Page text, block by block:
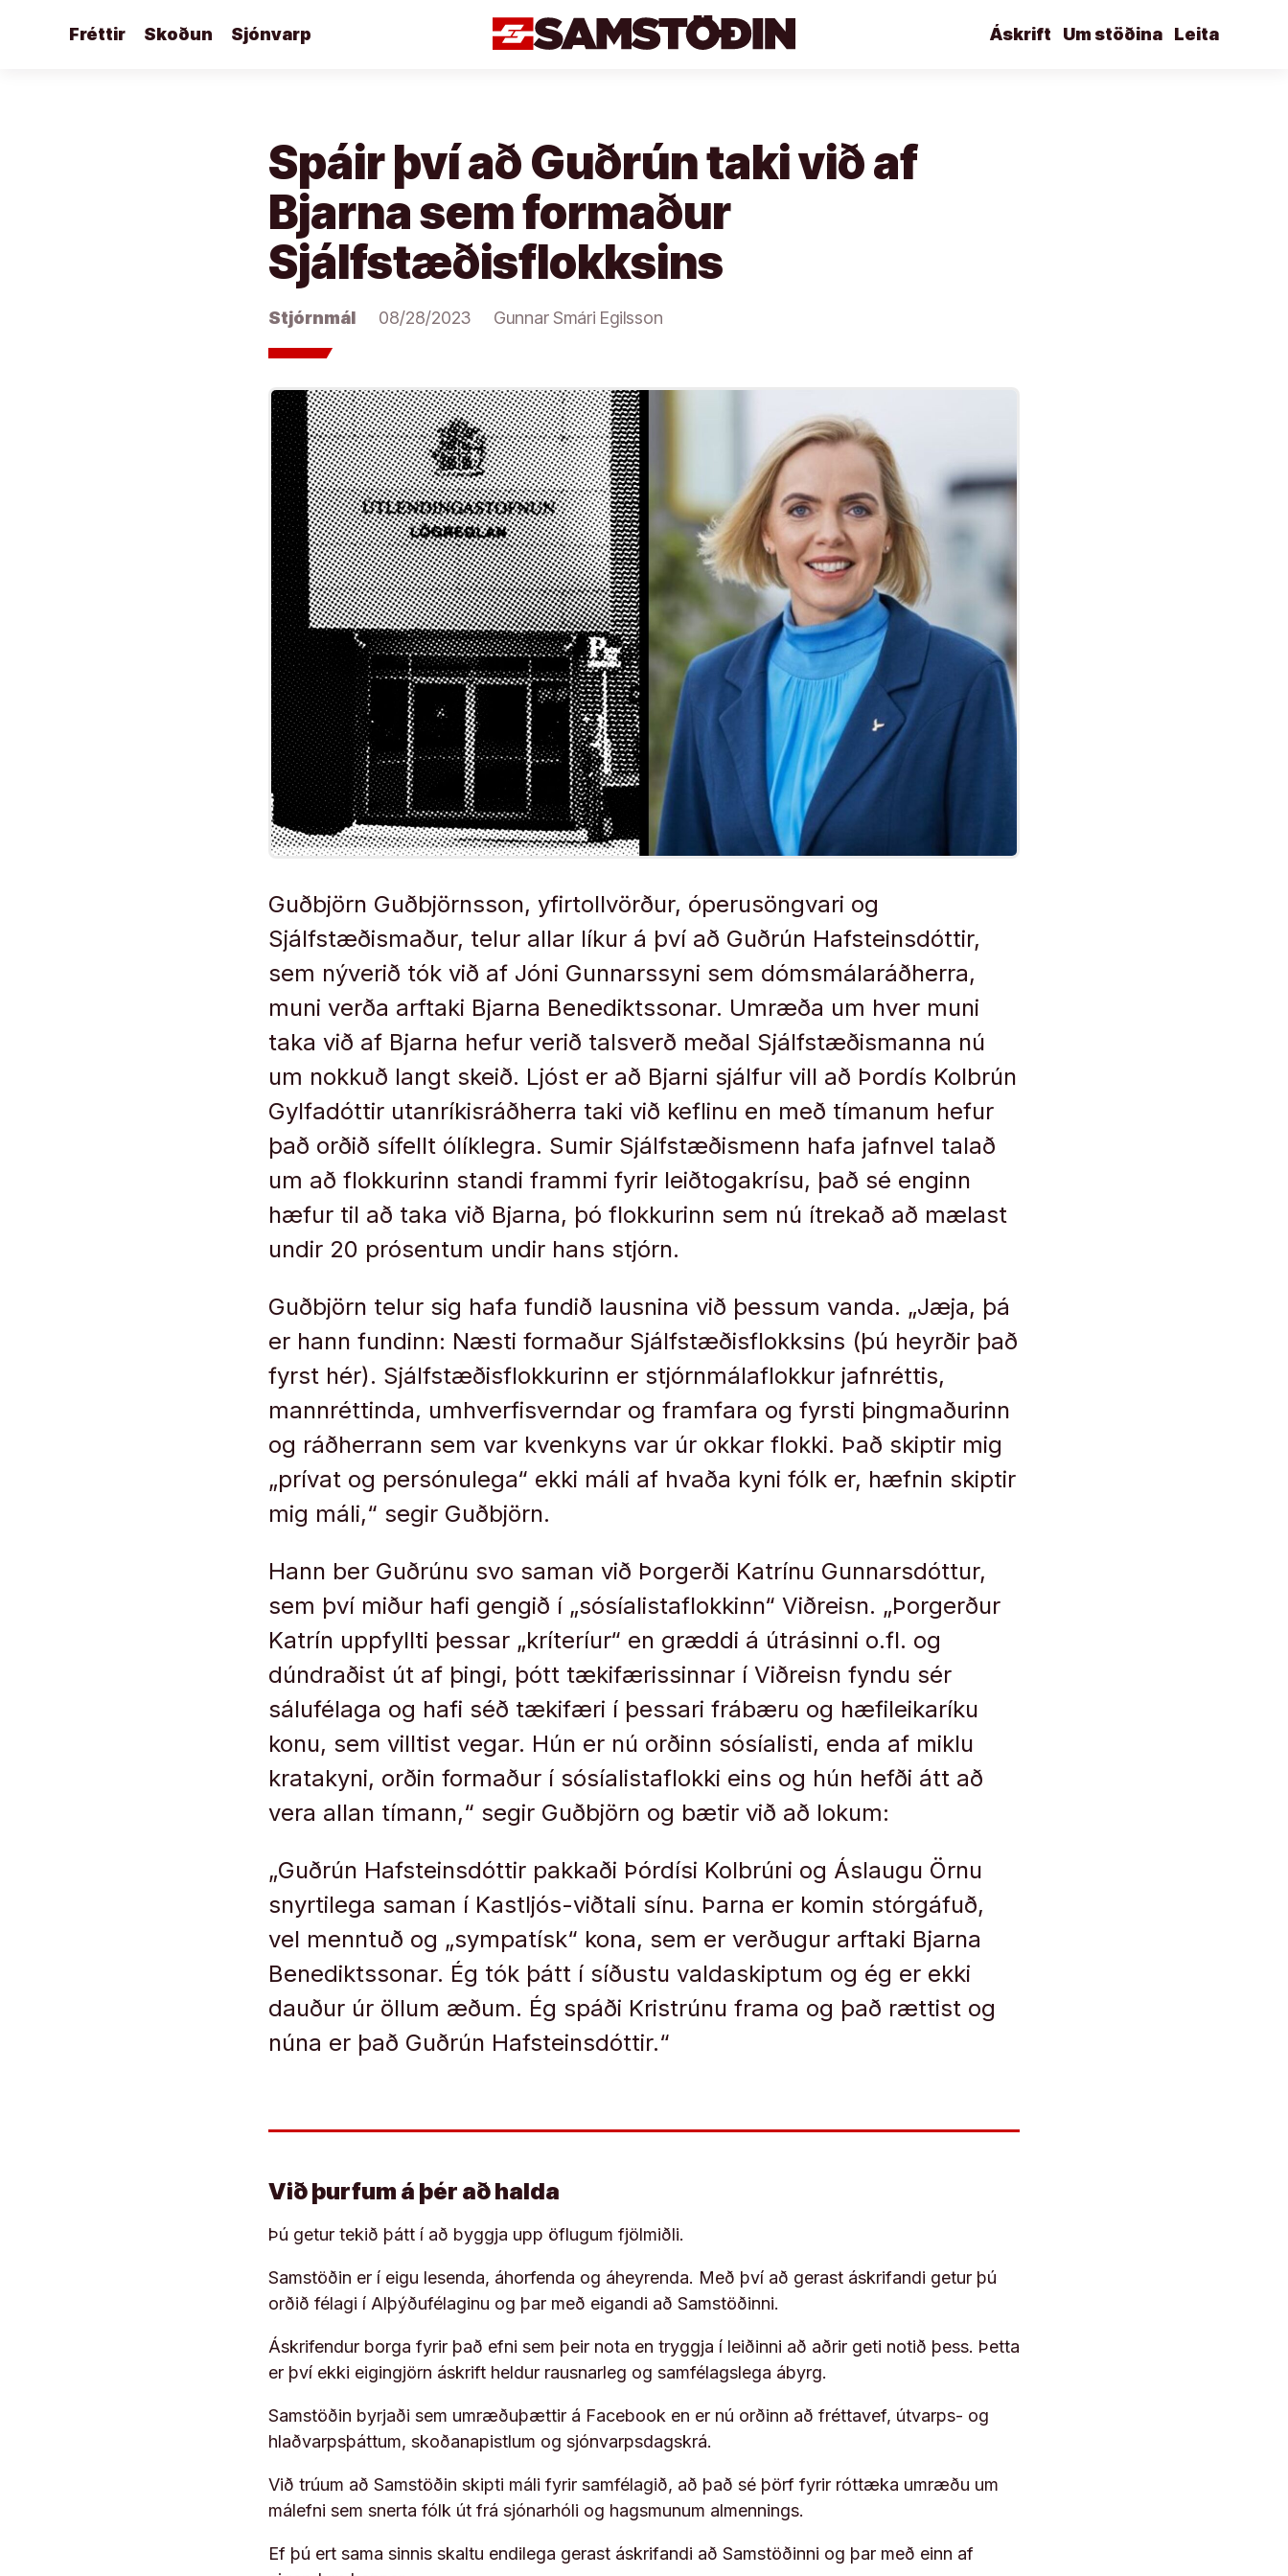
Fréttir Skoðun Sjónvarp Leita
Um stöðina
Áskrift
Spáir því að Guðrún taki við af
Bjarna sem formaður
Sjálfstæðisflokksins
Stjórnmál 08/28/2023 Gunnar Smári Egilsson
Guðbjörn Guðbjörnsson, yfirtollvörður, óperusöngvari og
Sjálfstæðismaður, telur allar líkur á því að Guðrún Hafsteinsdóttir,
sem nýverið tók við af Jóni Gunnarssyni sem dómsmálaráðherra,
muni verða arftaki Bjarna Benediktssonar. Umræða um hver muni
taka við af Bjarna hefur verið talsverð meðal Sjálfstæðismanna nú
um nokkuð langt skeið. Ljóst er að Bjarni sjálfur vill að Þordís Kolbrún
Gylfadóttir utanríkisráðherra taki við keflinu en með tímanum hefur
það orðið sífellt ólíklegra. Sumir Sjálfstæðismenn hafa jafnvel talað
um að flokkurinn standi frammi fyrir leiðtogakrísu, það sé enginn
hæfur til að taka við Bjarna, þó flokkurinn sem nú ítrekað að mælast
undir 20 prósentum undir hans stjórn.
Guðbjörn telur sig hafa fundið lausnina við þessum vanda. „Jæja, þá
er hann fundinn: Næsti formaður Sjálfstæðisflokksins (þú heyrðir það
fyrst hér). Sjálfstæðisflokkurinn er stjórnmálaflokkur jafnréttis,
mannréttinda, umhverfisverndar og framfara og fyrsti þingmaðurinn
og ráðherrann sem var kvenkyns var úr okkar flokki. Það skiptir mig
„prívat og persónulega“ ekki máli af hvaða kyni fólk er, hæfnin skiptir
mig máli,“ segir Guðbjörn.
Hann ber Guðrúnu svo saman við Þorgerði Katrínu Gunnarsdóttur,
sem því miður hafi gengið í „sósíalistaflokkinn“ Viðreisn. „Þorgerður
Katrín uppfyllti þessar „kríteríur“ en græddi á útrásinni o.fl. og
dúndraðist út af þingi, þótt tækifærissinnar í Viðreisn fyndu sér
sálufélaga og hafi séð tækifæri í þessari frábæru og hæfileikaríku
konu, sem villtist vegar. Hún er nú orðinn sósíalisti, enda af miklu
kratakyni, orðin formaður í sósíalistaflokki eins og hún hefði átt að
vera allan tímann,“ segir Guðbjörn og bætir við að lokum:
„Guðrún Hafsteinsdóttir pakkaði Þórdísi Kolbrúni og Áslaugu Örnu
snyrtilega saman í Kastljós-viðtali sínu. Þarna er komin stórgáfuð,
vel menntuð og „sympatísk“ kona, sem er verðugur arftaki Bjarna
Benediktssonar. Ég tók þátt í síðustu valdaskiptum og ég er ekki
dauður úr öllum æðum. Ég spáði Kristrúnu frama og það rættist og
núna er það Guðrún Hafsteinsdóttir.“
Við þurfum á þér að halda
Þú getur tekið þátt í að byggja upp öflugum fjölmiðli.
Samstöðin er í eigu lesenda, áhorfenda og áheyrenda. Með því að gerast áskrifandi getur þú
orðið félagi í Alþýðufélaginu og þar með eigandi að Samstöðinni.
Áskrifendur borga fyrir það efni sem þeir nota en tryggja í leiðinni að aðrir geti notið þess. Þetta
er því ekki eigingjörn áskrift heldur rausnarleg og samfélagslega ábyrg.
Samstöðin byrjaði sem umræðuþættir á Facebook en er nú orðinn að fréttavef, útvarps- og
hlaðvarpsþáttum, skoðanapistlum og sjónvarpsdagskrá.
Við trúum að Samstöðin skipti máli fyrir samfélagið, að það sé þörf fyrir róttæka umræðu um
málefni sem snerta fólk út frá sjónarhóli og hagsmunum almennings.
Ef þú ert sama sinnis skaltu endilega gerast áskrifandi að Samstöðinni og þar með einn af